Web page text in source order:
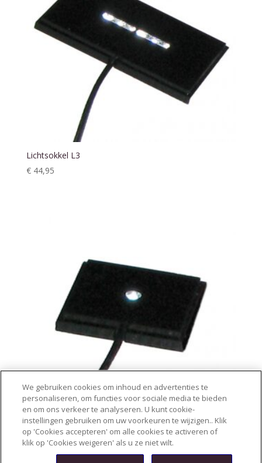
Lichtsokkel L3
€44,95
Lichtsokkel L1
€39,95
We gebruiken cookies om inhoud en advertenties te
personaliseren, om functies voor sociale media te bieden
en om ons verkeer te analyseren. U kunt cookie-
instellingen gebruiken om uw voorkeuren te wijzigen.. Klik
op 'Cookies accepteren' om alle cookies te activeren of
klik op 'Cookies weigeren' als u ze niet wilt.